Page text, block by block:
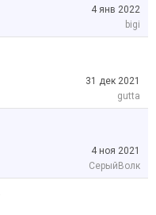
4 янв 2022
bigi
31 дек 2021
gutta
4 ноя 2021
СерыйВолк